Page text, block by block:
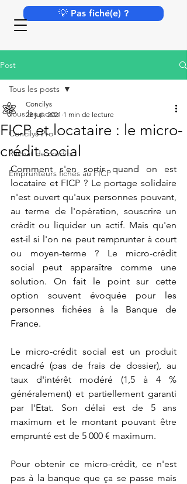
💡 Pas fiché(e) ?
Post
Tous les posts
Concilys Pro
Rachat de crédits
Emprunteurs fichés au FICP
Tous les posts
FICP et locataire : le micro-
crédit social
Concilys
22 juil. 2021 1 min de lecture
Comment s'en sortir quand on est
locataire et FICP ? Le portage solidaire
n'est ouvert qu'aux personnes pouvant,
au terme de l'opération, souscrire un
crédit ou liquider un actif. Mais qu'en
est-il si l'on ne peut remprunter à court
ou moyen-terme ? Le micro-crédit
social peut apparaître comme une
solution. On fait le point sur cette
option souvent évoquée pour les
personnes fichées à la Banque de
France.
Le micro-crédit social est un produit
encadré (pas de frais de dossier), au
taux d'intérêt modéré (1,5 à 4 %
généralement) et partiellement garanti
par l'Etat. Son délai est de 5 ans
maximum et le montant pouvant être
emprunté est de 5 000 € maximum.
Pour obtenir ce micro-crédit, ce n'est
pas à la banque que ça se passe mais